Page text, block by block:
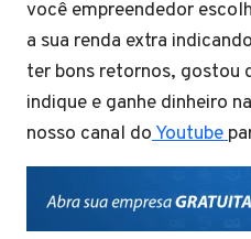
você empreendedor
a sua renda extra
ter bons retornos, gostou
indique e ganhe dinheiro
nosso canal doYoutube